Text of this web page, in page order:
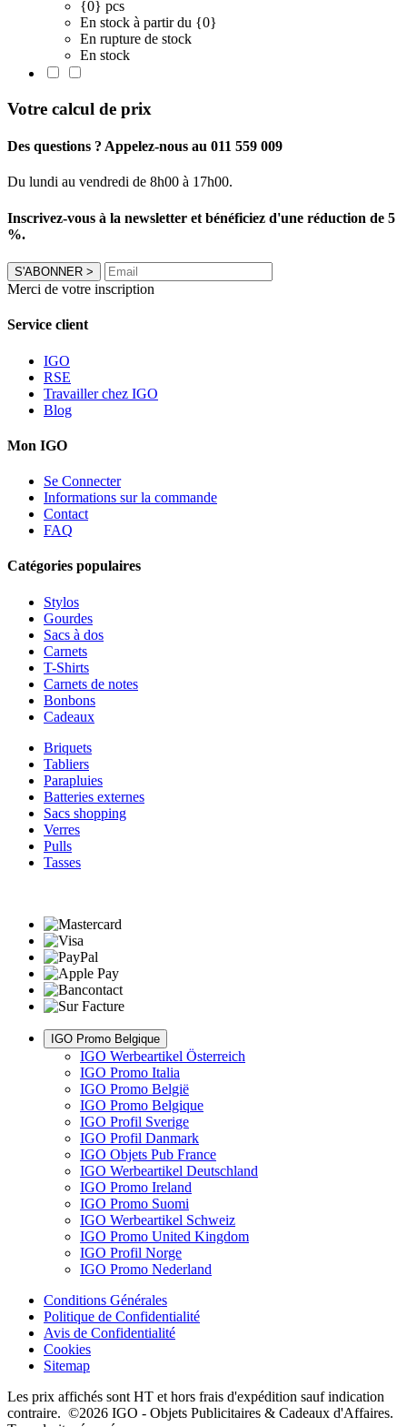
{0} pcs
En stock à partir du {0}
En rupture de stock
En stock
Votre calcul de prix
Des questions ? Appelez-nous au 011 559 009
Du lundi au vendredi de 8h00 à 17h00.
Inscrivez-vous à la newsletter et bénéficiez d'une réduction de 5
%.
S'ABONNER >
Merci de votre inscription
Service client
IGO
RSE
Travailler chez IGO
Blog
Mon IGO
Se Connecter
Informations sur la commande
Contact
FAQ
Catégories populaires
Stylos
Gourdes
Sacs à dos
Carnets
T-Shirts
Carnets de notes
Bonbons
Cadeaux
Briquets
Tabliers
Parapluies
Batteries externes
Sacs shopping
Verres
Pulls
Tasses
IGO Promo Belgique
IGO Werbeartikel Österreich
IGO Promo Italia
IGO Promo België
IGO Promo Belgique
IGO Profil Sverige
IGO Profil Danmark
IGO Objets Pub France
IGO Werbeartikel Deutschland
IGO Promo Ireland
IGO Promo Suomi
IGO Werbeartikel Schweiz
IGO Promo United Kingdom
IGO Profil Norge
IGO Promo Nederland
Conditions Générales
Politique de Confidentialité
Avis de Confidentialité
Cookies
Sitemap
Les prix affichés sont HT et hors frais d'expédition sauf indication
contraire. ©2026 IGO - Objets Publicitaires & Cadeaux d'Affaires.